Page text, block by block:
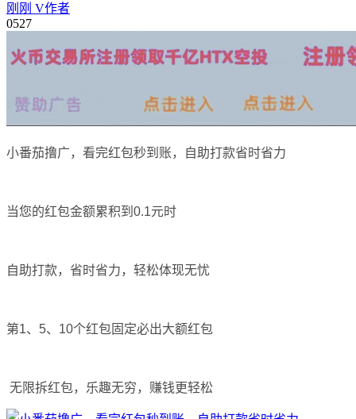
刚刚 V作者
0527
小番茄撸广，看完红包秒到账，自助打款省时省力
当您的红包金额累积到0.1元时
自助打款，省时省力，轻松体现无忧
第1、5、10个红包固定必出大额红包
无限拆红包，乐趣无穷，赚钱更轻松